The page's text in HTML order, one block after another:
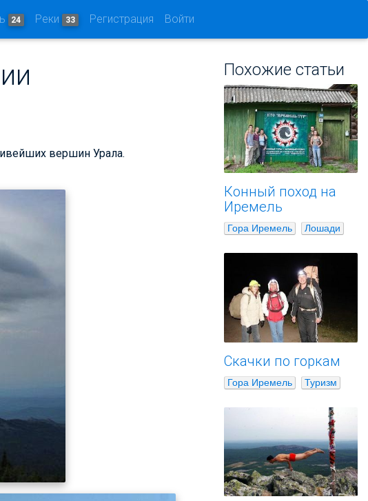
24 Реки 33 Регистрация Войти
вершин Урала.
Похожие статьи
Конный поход на
Иремель
Гора Иремель Лошади
Скачки по горкам
Гора Иремель Туризм